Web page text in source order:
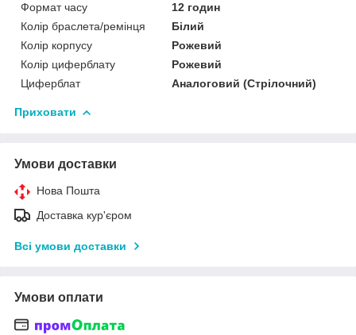
Формат часу
12 годин
Колір браслета/ремінця
Білий
Колір корпусу
Рожевий
Колір циферблату
Рожевий
Циферблат
Аналоговий (Стрілочний)
Приховати
Умови доставки
Нова Пошта
Доставка кур'єром
Всі умови доставки
Умови оплати